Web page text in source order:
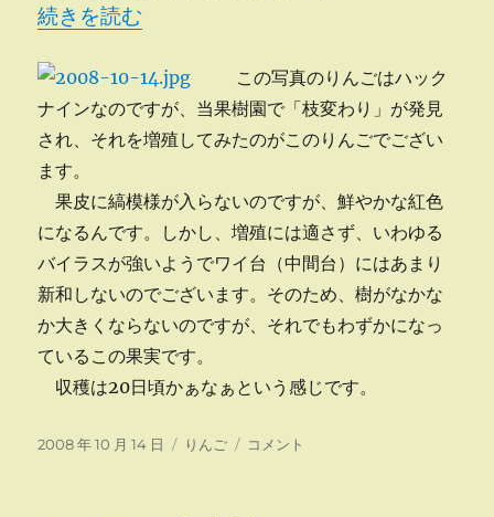
交
換
出
に
“赤いハックナイン成育中” の
続きを読む
この写真のりんごはハック
ナインなのですが、当果樹園で「枝変わり」が発見
され、それを増殖してみたのがこのりんごでござい
ます。
果皮に縞模様が入らないのですが、鮮やかな紅色
になるんです。しかし、増殖には適さず、いわゆる
バイラスが強いようでワイ台（中間台）にはあまり
新和しないのでございます。そのため、樹がなかな
か大きくならないのですが、それでもわずかになっ
ているこの果実です。
収穫は20日頃かぁなぁという感じです。
投
2008 年 10 月 14 日
カ
りんご
赤
コメント